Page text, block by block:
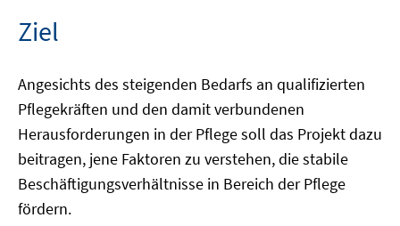
Ziel
Angesichts des steigenden Bedarfs an qualifizierten
Pflegekräften und den damit verbundenen
Herausforderungen in der Pflege soll das Projekt dazu
beitragen, jene Faktoren zu verstehen, die stabile
Beschäftigungsverhältnisse in Bereich der Pflege
fördern.